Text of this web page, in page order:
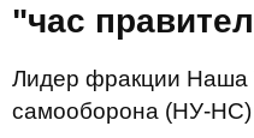
"час
Лидер фракции Наша
самооборона (НУ-